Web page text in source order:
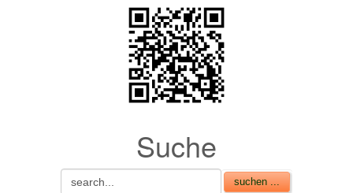
Verkaufsbetrag an
Gebühren je Inserat
CSV Import
Suche